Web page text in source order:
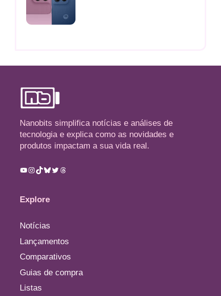
Nanobits simplifica notícias e análises de
tecnologia e explica como as novidades e
produtos impactam a sua vida real.
Youtube
Instagram
TikTok
Bluesky
TwitterThreads
Explore
Notícias
Lançamentos
Comparativos
Guias de compra
Listas